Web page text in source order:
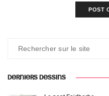
DERNIERS DESSINS